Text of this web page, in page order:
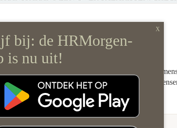
van medewerkers. Wij brengen
in staat om succesvol te zijn, de juiste